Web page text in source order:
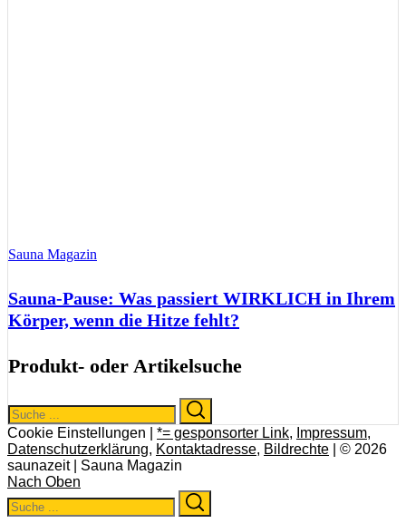
Sauna Magazin
Sauna-Pause: Was passiert WIRKLICH in Ihrem
Körper, wenn die Hitze fehlt?
Produkt- oder Artikelsuche
Search
for:
Cookie Einstellungen | *= gesponsorter Link, Impressum,
Datenschutzerklärung, Kontaktadresse, Bildrechte | © 2026
saunazeit | Sauna Magazin
Nach Oben
Search
for: